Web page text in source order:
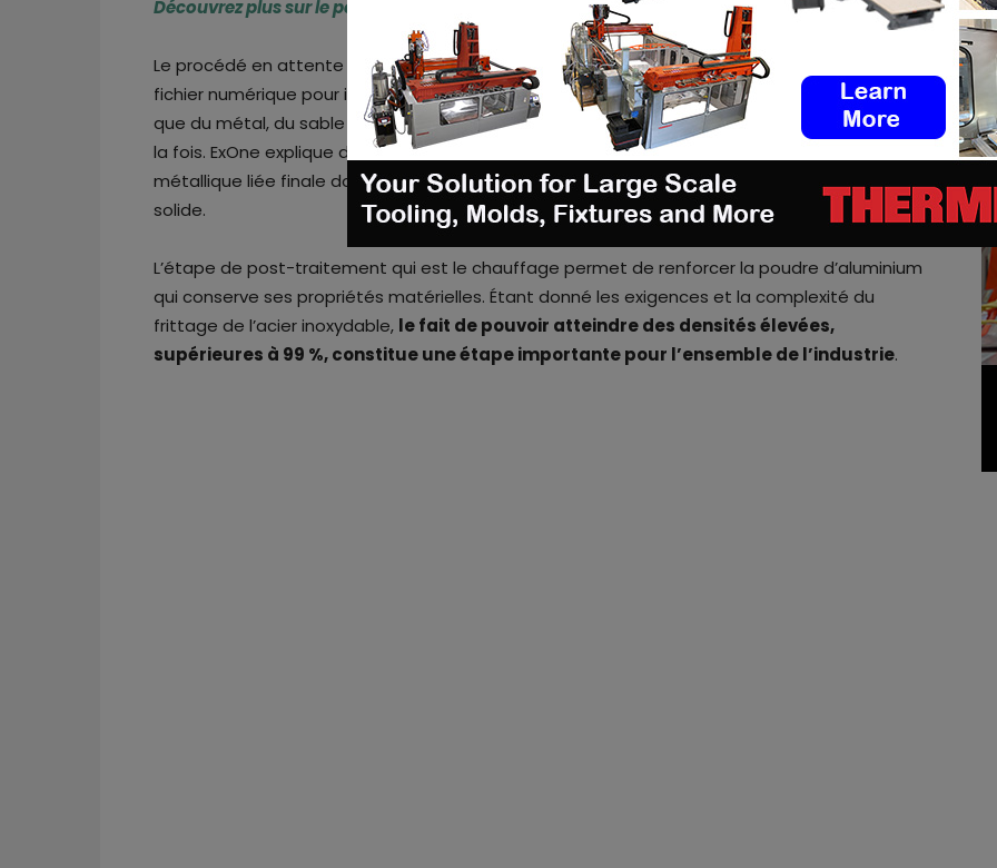
Découvrez plus sur le potentiel et les limites du binder jetting et du MIM.
Le procédé en attente de brevet mis au point par Ford et ExOne nécessite l’utilisation d’un
fichier numérique pour injecter rapidement un liant dans un lit de particules de poudre telles
que du métal, du sable ou de la céramique afin de créer une pièce solide, une fine couche à
la fois. ExOne explique dans un communiqué de presse qu’à la fin de la fabrication, la pièce
métallique liée finale doit être frittée dans un four pour fusionner les particules en un objet
solide.
L’étape de post-traitement qui est le chauffage permet de renforcer la poudre d’aluminium
qui conserve ses propriétés matérielles. Étant donné les exigences et la complexité du
frittage de l’acier inoxydable, le fait de pouvoir atteindre des densités élevées,
supérieures à 99 %, constitue une étape importante pour l’ensemble de l’industrie.